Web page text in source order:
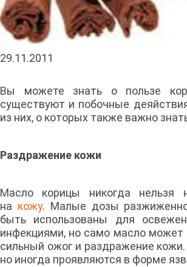
29.11.2011
Вы можете знать о пользе
существуют и побочные
из них, о которых также важно
Раздражение кожи
Масло корицы никогда нельзя
на кожу. Малые дозы
быть использованы для
инфекциями, но само масло может
сильный ожог и раздражение кожи.
но иногда проявляются в форме